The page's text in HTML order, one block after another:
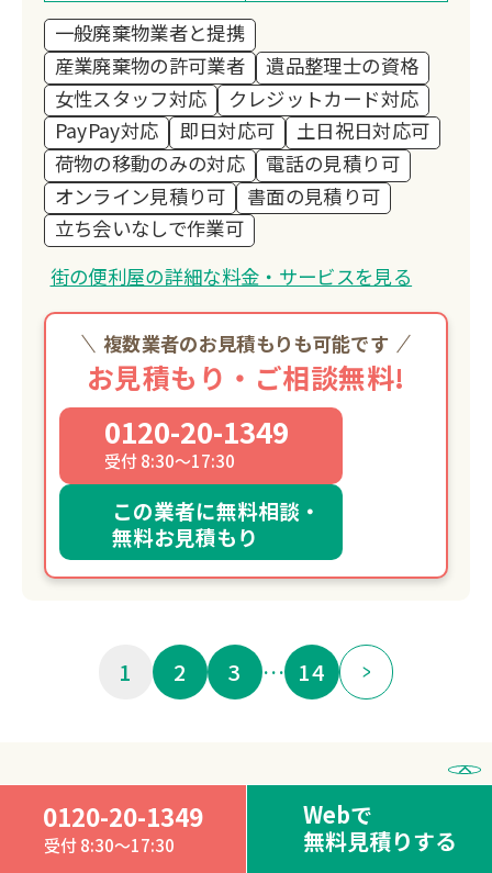
0120-20-1349
受付 8:30～17:30
Webで
無料見積りする
一般廃棄物業者と提携
産業廃棄物の許可業者
遺品整理士の資格
女性スタッフ対応
クレジットカード対応
PayPay対応
即日対応可
土日祝日対応可
荷物の移動のみの対応
電話の見積り可
オンライン見積り可
書面の見積り可
立ち会いなしで作業可
街の便利屋の詳細な料金・サービスを見る
複数業者のお見積もりも可能です
お見積もり・ご相談無料!
0120-20-1349
受付 8:30～17:30
この業者に無料相談・
無料お見積もり
1 2 3 … 14
愛知県知多市の遺品整理
業者のおすすめランキング